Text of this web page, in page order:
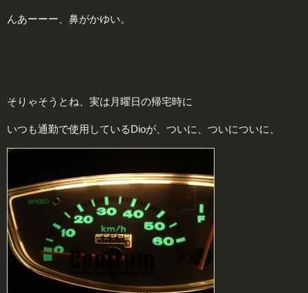
んあーーー、鼻がかゆい。
そりゃそうとね、実は月曜日の帰宅時に
いつも通勤で使用しているDioが、ついに、ついについに、